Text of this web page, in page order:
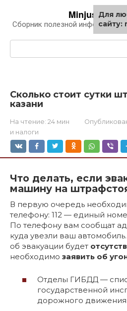
контенту
Minjust-irk.ru
Сборник полезной информации
Сколько стоит сутки
казани
На чтение: 24 мин
и налоги
Что делать, если
машину на
В первую очередь
телефону: 112 — единый
По телефону вам сообщат
куда увезли ваш
об эвакуации будет
необходимо заявить об
Отделы ГИБДД —
государственной
дорожного движения
Для
сайту: